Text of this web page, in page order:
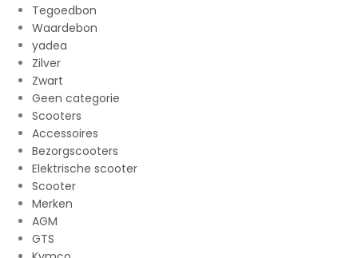
Tegoedbon
Waardebon
yadea
Zilver
Zwart
Geen categorie
Scooters
Accessoires
Bezorgscooters
Elektrische scooter
Scooter
Merken
AGM
GTS